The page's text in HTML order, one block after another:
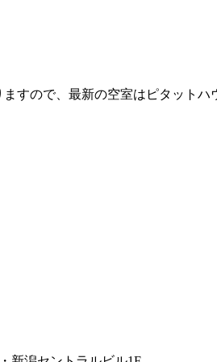
すので、最新の空室はピタット